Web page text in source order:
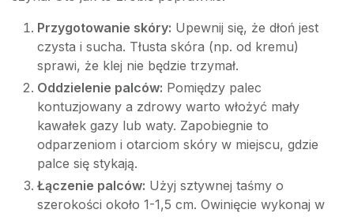
Przygotowanie skóry: Upewnij się, że dłoń jest
czysta i sucha. Tłusta skóra (np. od kremu)
sprawi, że klej nie będzie trzymał.
Oddzielenie palców: Pomiędzy palec
kontuzjowany a zdrowy warto włożyć mały
kawałek gazy lub waty. Zapobiegnie to
odparzeniom i otarciom skóry w miejscu, gdzie
palce się stykają.
Łączenie palców: Użyj sztywnej taśmy o
szerokości około 1-1,5 cm. Owinięcie wykonaj w